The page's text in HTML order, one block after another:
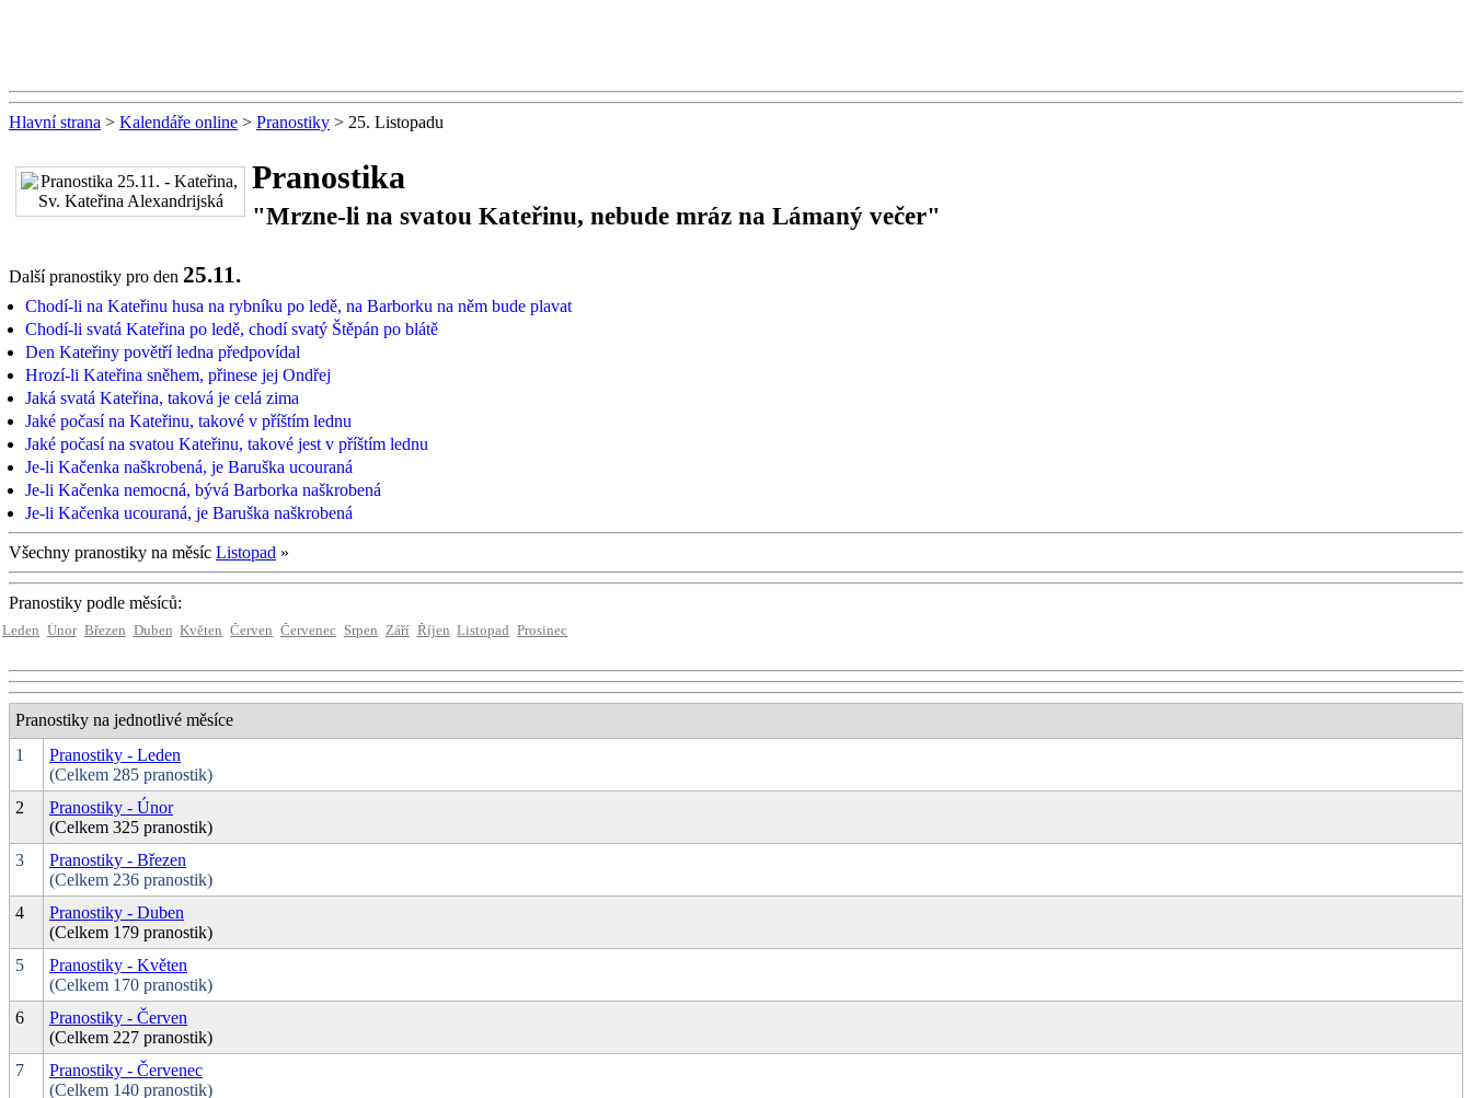
Hlavní strana > Kalendáře online > Pranostiky > 25. Listopadu
Pranostika
"Mrzne-li na svatou Kateřinu, nebude mráz na Lámaný večer"
Další pranostiky pro den 25.11.
Chodí-li na Kateřinu husa na rybníku po ledě, na Barborku na něm bude plavat
Chodí-li svatá Kateřina po ledě, chodí svatý Štěpán po blátě
Den Kateřiny povětří ledna předpovídal
Hrozí-li Kateřina sněhem, přinese jej Ondřej
Jaká svatá Kateřina, taková je celá zima
Jaké počasí na Kateřinu, takové v příštím lednu
Jaké počasí na svatou Kateřinu, takové jest v příštím lednu
Je-li Kačenka naškrobená, je Baruška ucouraná
Je-li Kačenka nemocná, bývá Barborka naškrobená
Je-li Kačenka ucouraná, je Baruška naškrobená
Všechny pranostiky na měsíc Listopad »
Pranostiky podle měsíců:
Leden Únor Březen Duben Květen Červen Červenec Srpen Září Říjen Listopad Prosinec
Pranostiky na jednotlivé měsíce
1
Pranostiky - Leden
(Celkem 285 pranostik)
2
Pranostiky - Únor
(Celkem 325 pranostik)
3
Pranostiky - Březen
(Celkem 236 pranostik)
4
Pranostiky - Duben
(Celkem 179 pranostik)
5
Pranostiky - Květen
(Celkem 170 pranostik)
6
Pranostiky - Červen
(Celkem 227 pranostik)
7
Pranostiky - Červenec
(Celkem 140 pranostik)